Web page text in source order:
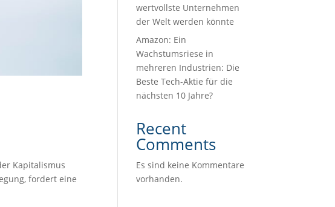
Kapitalismus
fordert eine
wertvollste Unternehmen
der Welt werden könnte
Amazon: Ein
Wachstumsriese in
mehreren Industrien: Die
Beste Tech-Aktie für die
nächsten 10 Jahre?
Recent
Comments
Es sind keine Kommentare
vorhanden.